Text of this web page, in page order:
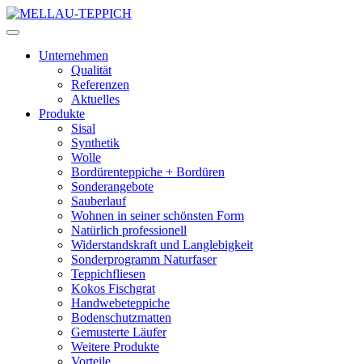
Unternehmen
Qualität
Referenzen
Aktuelles
Produkte
Sisal
Synthetik
Wolle
Bordürenteppiche + Bordüren
Sonderangebote
Sauberlauf
Wohnen in seiner schönsten Form
Natürlich professionell
Widerstandskraft und Langlebigkeit
Sonderprogramm Naturfaser
Teppichfliesen
Kokos Fischgrat
Handwebeteppiche
Bodenschutzmatten
Gemusterte Läufer
Weitere Produkte
Vorteile